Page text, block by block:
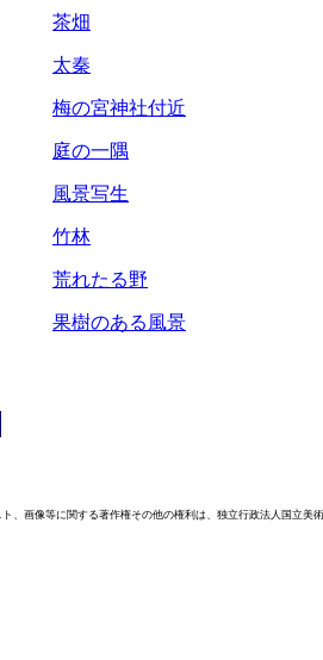
茶畑
太秦
梅の宮神社付近
庭の一隅
風景写生
竹林
荒れたる野
果樹のある風景
、画像等に関する著作権その他の権利は、独立行政法人国立